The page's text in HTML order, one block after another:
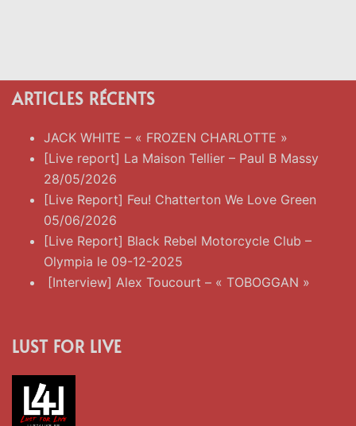
ARTICLES RÉCENTS
JACK WHITE – « FROZEN CHARLOTTE »
[Live report] La Maison Tellier – Paul B Massy
28/05/2026
[Live Report] Feu! Chatterton We Love Green
05/06/2026
[Live Report] Black Rebel Motorcycle Club –
Olympia le 09-12-2025
[Interview] Alex Toucourt – « TOBOGGAN »
LUST FOR LIVE